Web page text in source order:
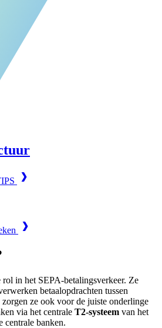
rol in het SEPA-betalingsverkeer. Ze
betaalopdrachten tussen
ze ook voor de juiste onderlinge
via het centrale T2-systeem van het
centrale banken.